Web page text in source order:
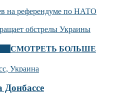
на референдуме по НАТО
обстрелы Украины
СМОТРЕТЬ БОЛЬШЕ
Донбассе